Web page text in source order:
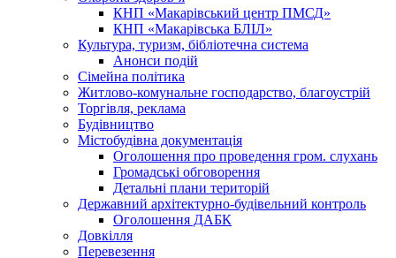
КНП «Макарівський центр ПМСД»
КНП «Макарівська БЛІЛ»
Культура, туризм, бібліотечна система
Анонси подій
Сімейна політика
Житлово-комунальне господарство, благоустрій
Торгівля, реклама
Будівництво
Містобудівна документація
Оголошення про проведення гром. слухань
Громадські обговорення
Детальні плани територій
Державний архітектурно-будівельний контроль
Оголошення ДАБК
Довкілля
Перевезення